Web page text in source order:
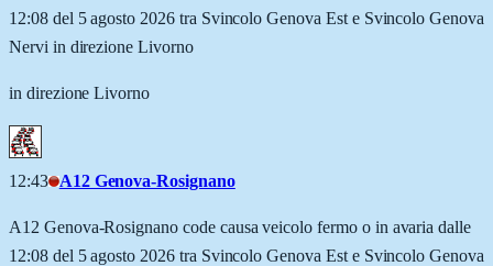
12:08 del 5 agosto 2026 tra Svincolo Genova Est e Svincolo Genova
Nervi in direzione Livorno
in direzione Livorno
12:43 A12 Genova-Rosignano
A12 Genova-Rosignano code causa veicolo fermo o in avaria dalle
12:08 del 5 agosto 2026 tra Svincolo Genova Est e Svincolo Genova